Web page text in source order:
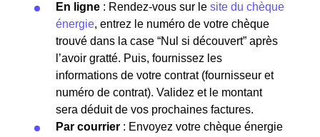
En ligne : Rendez-vous sur le site du chèque
énergie, entrez le numéro de votre chèque
trouvé dans la case “Nul si découvert” après
l’avoir gratté. Puis, fournissez les
informations de votre contrat (fournisseur et
numéro de contrat). Validez et le montant
sera déduit de vos prochaines factures.
Par courrier : Envoyez votre chèque énergie